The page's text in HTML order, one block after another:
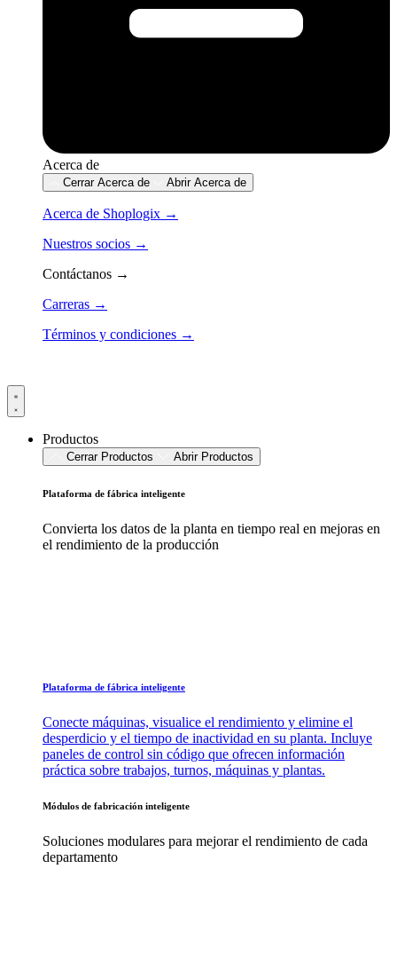
Acerca de
Cerrar Acerca de Abrir Acerca de
Acerca de Shoplogix →
Nuestros socios →
Contáctanos →
Carreras →
Términos y condiciones →
Productos
Cerrar Productos Abrir Productos
Plataforma de fábrica inteligente
Convierta los datos de la planta en tiempo real en mejoras en
el rendimiento de la producción
Plataforma de fábrica inteligente
Conecte máquinas, visualice el rendimiento y elimine el
desperdicio y el tiempo de inactividad en su planta. Incluye
paneles de control sin código que ofrecen información
práctica sobre trabajos, turnos, máquinas y plantas.
Módulos de fabricación inteligente
Soluciones modulares para mejorar el rendimiento de cada
departamento